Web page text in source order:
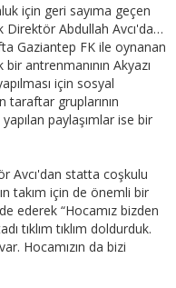
için geri sayıma geçen
Abdullah Avcı'da…
Gaziantep FK ile oynanan
antrenmanının Akyazı
için sosyal
taraftar gruplarının
paylaşımlar ise bir
Avcı'dan statta coşkulu
takım için de önemli bir
ederek “Hocamız bizden
tıklım tıklım doldurduk.
Hocamızın da bizi